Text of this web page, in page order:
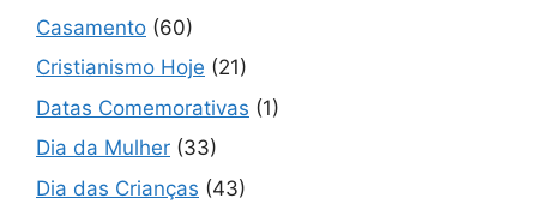
Casamento (60)
Cristianismo Hoje (21)
Datas Comemorativas (1)
Dia da Mulher (33)
Dia das Crianças (43)